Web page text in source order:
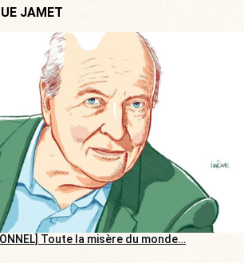
JAMET
Toute la misère du monde…